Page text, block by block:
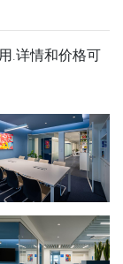
.详情和价格可